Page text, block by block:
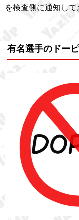
を検査側に通知して
有名選手のドー